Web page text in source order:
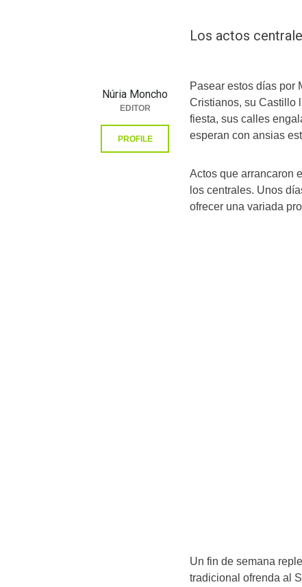
Los actos
Pasear estos días por
Cristianos, su Castillo
fiesta, sus calles
esperan con ansias
Actos que arrancaron
los centrales. Unos
ofrecer una variada
Un fin de semana
tradicional ofrenda al
Núria Moncho
EDITOR
PROFILE